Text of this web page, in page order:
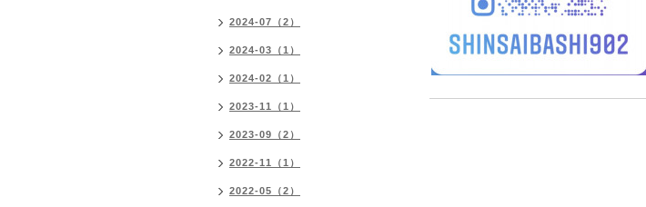
2024-07（2）
2024-03（1）
2024-02（1）
2023-11（1）
2023-09（2）
2022-11（1）
2022-05（2）